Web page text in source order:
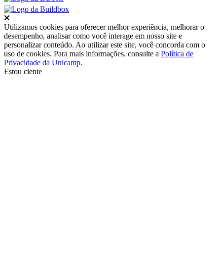
Utilizamos cookies para oferecer melhor experiência, melhorar o
desempenho, analisar como você interage em nosso site e
personalizar conteúdo. Ao utilizar este site, você concorda com o
uso de cookies. Para mais informações, consulte a Política de
Privacidade da Unicamp.
Estou ciente